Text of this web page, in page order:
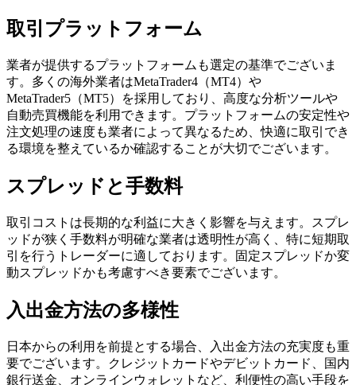
取引プラットフォーム
業者が提供するプラットフォームも選定の基準でございま
す。多くの海外業者はMetaTrader4（MT4）や
MetaTrader5（MT5）を採用しており、高度な分析ツールや
自動売買機能を利用できます。プラットフォームの安定性や
注文処理の速度も業者によって異なるため、快適に取引でき
る環境を整えているか確認することが大切でございます。
スプレッドと手数料
取引コストは長期的な利益に大きく影響を与えます。スプレ
ッドが狭く手数料が明確な業者は透明性が高く、特に短期取
引を行うトレーダーに適しております。固定スプレッドか変
動スプレッドかも考慮すべき要素でございます。
入出金方法の多様性
日本からの利用を前提とする場合、入出金方法の充実度も重
要でございます。クレジットカードやデビットカード、国内
銀行送金、オンラインウォレットなど、利便性の高い手段を